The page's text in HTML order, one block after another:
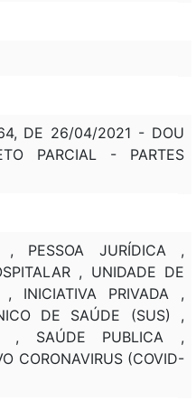
DE 26/04/2021 - DOU
PARCIAL - PARTES
, PESSOA JURÍDICA ,
, UNIDADE DE
INICIATIVA PRIVADA ,
DE SAÚDE (SUS) ,
, SAÚDE PUBLICA ,
CORONAVIRUS (COVID-